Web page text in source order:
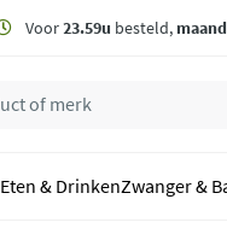
Voor23.59u besteld,
Eten & DrinkenZwanger &